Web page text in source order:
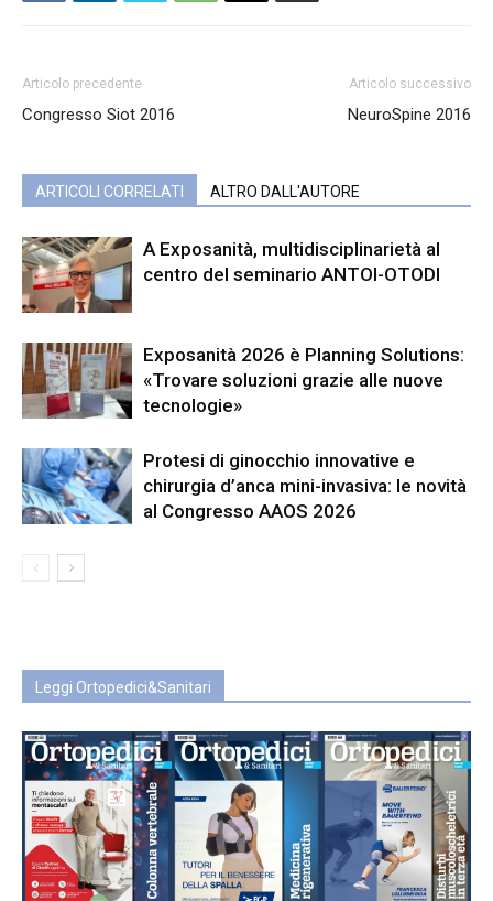
Articolo precedente
Congresso Siot 2016
Articolo successivo
NeuroSpine 2016
ARTICOLI CORRELATI ALTRO DALL'AUTORE
A Exposanità, multidisciplinarietà al
centro del seminario ANTOI-OTODI
Exposanità 2026 è Planning Solutions:
«Trovare soluzioni grazie alle nuove
tecnologie»
Protesi di ginocchio innovative e
chirurgia d’anca mini-invasiva: le novità
al Congresso AAOS 2026
Leggi Ortopedici&Sanitari